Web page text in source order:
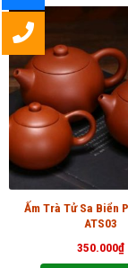
Ấm Trà Tử Sa Biển
ATS03
350.000₫